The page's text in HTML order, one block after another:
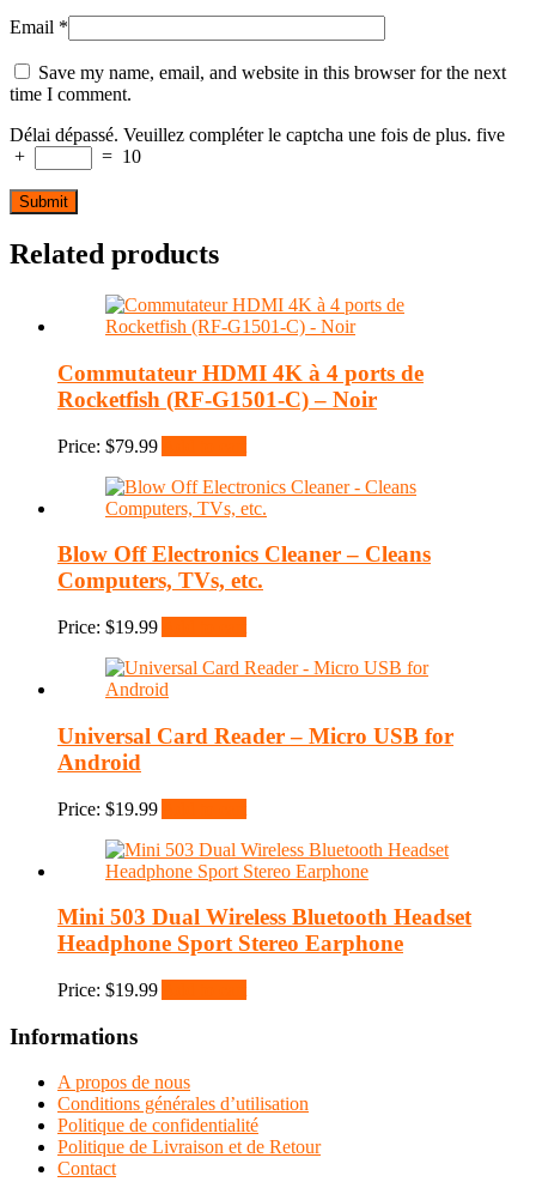
Email *
Save my name, email, and website in this browser for the next
time I comment.
Délai dépassé. Veuillez compléter le captcha une fois de plus. five
+
= 10
Related products
Commutateur HDMI 4K à 4 ports de
Rocketfish (RF-G1501-C) – Noir
Price: $79.99
Blow Off Electronics Cleaner – Cleans
Computers, TVs, etc.
Price: $19.99
Universal Card Reader – Micro USB for
Android
Price: $19.99
Mini 503 Dual Wireless Bluetooth Headset
Headphone Sport Stereo Earphone
Price: $19.99
Informations
A propos de nous
Conditions générales d’utilisation
Politique de confidentialité
Politique de Livraison et de Retour
Contact